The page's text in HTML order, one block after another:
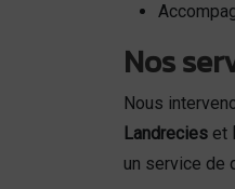
Nos
Nous
Landrecies et
un service de